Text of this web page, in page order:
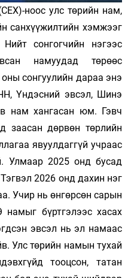
ноос улс төрийн нам,
санхүүжилтийн хэмжээг
сонгогчийн нэгээс
намуудад төрөөс
сонгуулийн дараа энэ
Үндэсний эвсэл, Шинэ
нам хангасан юм. Гэвч
заасан дөрвөн төрлийн
явуулдаггүй учраас
Улмаар 2025 онд бусад
2026 онд дахин нэг
Учир нь өнгөрсөн сарын
бүртгэлээс хасах
эвсэл нь эл намаас
Улс төрийн намын тухай
тооцсон, татан